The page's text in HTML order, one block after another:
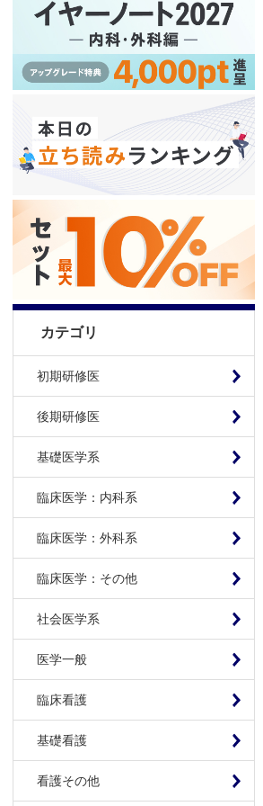
カテゴリ
初期研修医
後期研修医
基礎医学系
臨床医学：内科系
臨床医学：外科系
臨床医学：その他
社会医学系
医学一般
臨床看護
基礎看護
看護その他